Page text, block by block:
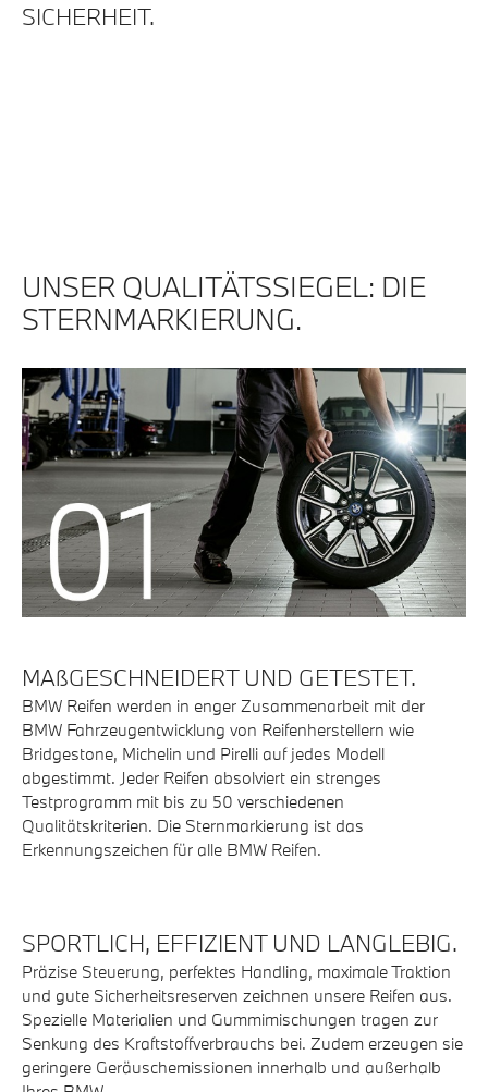
SICHERHEIT.
UNSER QUALITÄTSSIEGEL: DIE
STERNMARKIERUNG.
MAßGESCHNEIDERT UND GETESTET.
BMW Reifen werden in enger Zusammenarbeit mit der
BMW Fahrzeugentwicklung von Reifenherstellern wie
Bridgestone, Michelin und Pirelli auf jedes Modell
abgestimmt. Jeder Reifen absolviert ein strenges
Testprogramm mit bis zu 50 verschiedenen
Qualitätskriterien. Die Sternmarkierung ist das
Erkennungszeichen für alle BMW Reifen.
SPORTLICH, EFFIZIENT UND LANGLEBIG.
Präzise Steuerung, perfektes Handling, maximale Traktion
und gute Sicherheitsreserven zeichnen unsere Reifen aus.
Spezielle Materialien und Gummimischungen tragen zur
Senkung des Kraftstoffverbrauchs bei. Zudem erzeugen sie
geringere Geräuschemissionen innerhalb und außerhalb